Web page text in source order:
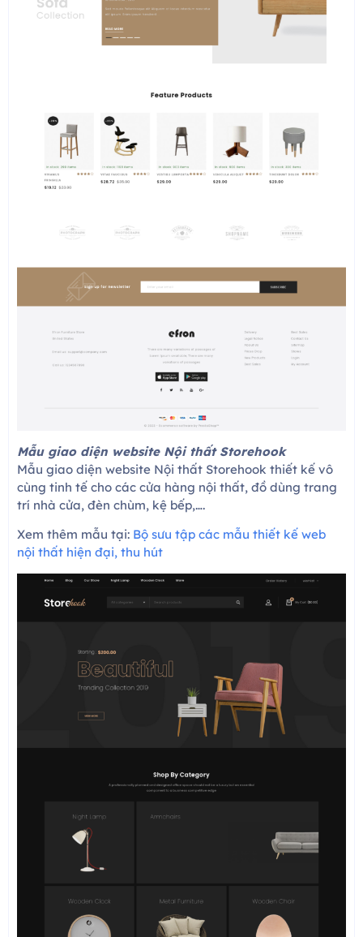
Mẫu giao diện website Nội thất Storehook
Mẫu giao diện website Nội thất Storehook thiết kế vô
cùng tinh tế cho các cửa hàng nội thất, đồ dùng trang
trí nhà cửa, đèn chùm, kệ bếp,….
Xem thêm mẫu tại: Bộ sưu tập các mẫu thiết kế web
nội thất hiện đại, thu hút